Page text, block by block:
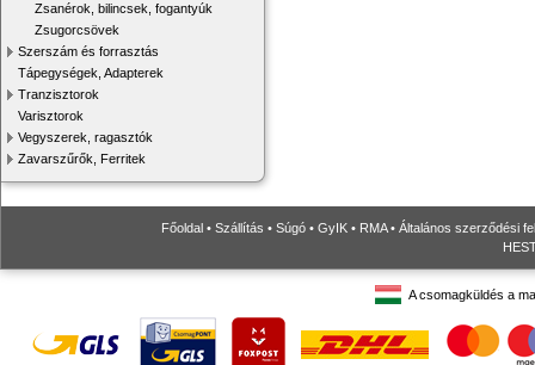
Zsanérok, bilincsek, fogantyúk
Zsugorcsövek
Szerszám és forrasztás
Tápegységek, Adapterek
Tranzisztorok
Varisztorok
Vegyszerek, ragasztók
Zavarszűrők, Ferritek
Főoldal • Szállítás • Súgó • GyIK • RMA• Általános szerződési
A csomagküldés a